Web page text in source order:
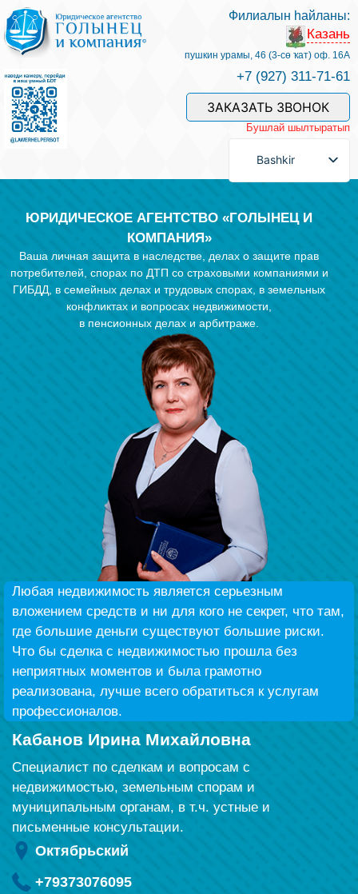
Беҙҙең белгестәр һәм хеҙмәттәр
Хеҙмәт хаҡын түләү
Һорау биреү
Баһалама
Файҙалы мәҡәләләр
Видео тураһында беҙ
Филиалын һайланы:
Казань
пушкин урамы, 46 (3-сө ҡат) оф. 16А
+7 (927) 311-71-61
ЗАКАЗАТЬ ЗВОНОК
Бушлай шылтыратып
Bashkir
ЮРИДИЧЕСКОЕ АГЕНТСТВО «ГОЛЫНЕЦ И
КОМПАНИЯ»
Ваша личная защита в наследстве, делах о защите прав
потребителей, спорах по ДТП со страховыми компаниями и
ГИБДД, в семейных делах и трудовых спорах, в земельных
конфликтах и вопросах недвижимости,
в пенсионных делах и арбитраже.
Любая недвижимость является серьезным
вложением средств и ни для кого не секрет, что там,
где большие деньги существуют большие риски.
Что бы сделка с недвижимостью прошла без
неприятных моментов и была грамотно
реализована, лучше всего обратиться к услугам
профессионалов.
Кабанов Ирина Михайловна
Специалист по сделкам и вопросам с
недвижимостью, земельным спорам и
муниципальным органам, в т.ч. устные и
письменные консультации.
Октябрьский
+79373076095